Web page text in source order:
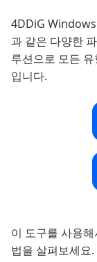
4DDiG
과 같은 다양한
루션으로 모든
입니다.
이 도구를 사용
법을 살펴보세요.